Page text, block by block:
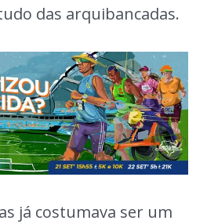
das arquibancadas.
já costumava ser um